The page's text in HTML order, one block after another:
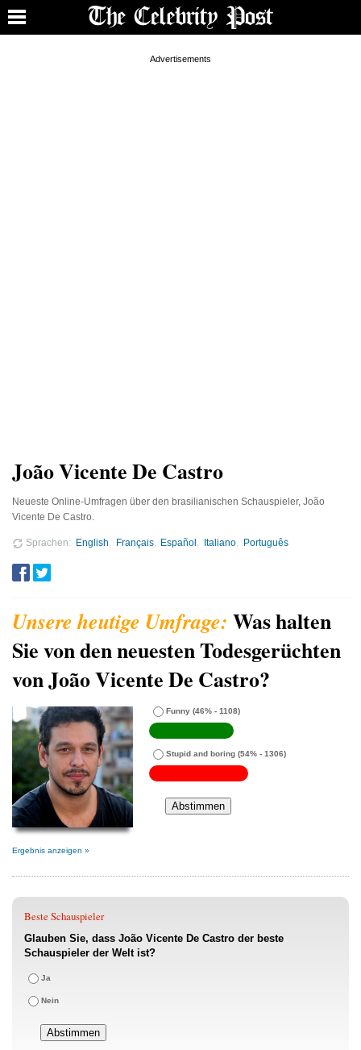
João Vicente De Castro
Neueste Online-Umfragen über den brasilianischen Schauspieler, João
Vicente De Castro.
Sprachen English Français Español Italiano Português
Was halten
Sie von den neuesten Todesgerüchten
von João Vicente De Castro?
Funny (46% - 1108)
Stupid and boring (54% - 1306)
Ergebnis anzeigen »
Beste Schauspieler
Glauben Sie, dass João Vicente De Castro der beste
Schauspieler der Welt ist?
Ja
Nein